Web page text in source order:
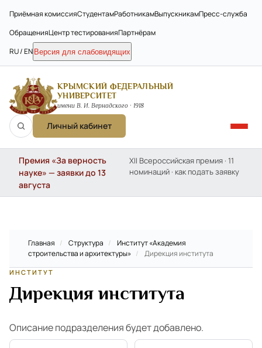
Приёмная комиссияСтудентамРаботникамВыпускникамПресс-служба
ОбращенияЦентр тестированияПартнёрам
RU / EN Версия для слабовидящих
КРЫМСКИЙ ФЕДЕРАЛЬНЫЙ
УНИВЕРСИТЕТ
имени В. И. Вернадского · 1918
Личный кабинет
Премия «За верность
науке» — заявки до 13
августа
XII Всероссийская премия · 11
номинаций · как подать заявку
Главная / Структура /
Институт «Академия
строительства и архитектуры» / Дирекция института
ИНСТИТУТ
Дирекция института
Описание подразделения будет добавлено.